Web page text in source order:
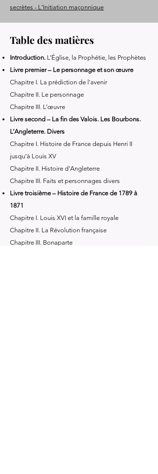
secrètes - L'Initiation maçonnique
Table des matières
Introduction. L’Église, la Prophétie, les Prophètes
Livre premier – Le personnage et son œuvre
Chapitre I. La prédiction de l'avenir
Chapitre II. Le personnage
Chapitre III. L’œuvre
Livre second – La fin des Valois. Les Bourbons.
L’Angleterre. Divers
Chapitre I. Histoire de France depuis Henri II
jusqu’à Louis XV
Chapitre II. Histoire d’Angleterre
Chapitre III. Faits et personnages divers
Livre troisième – Histoire de France de 1789 à
1871
Chapitre I. Louis XVI et la famille royale
Chapitre II. La Révolution française
Chapitre III. Bonaparte